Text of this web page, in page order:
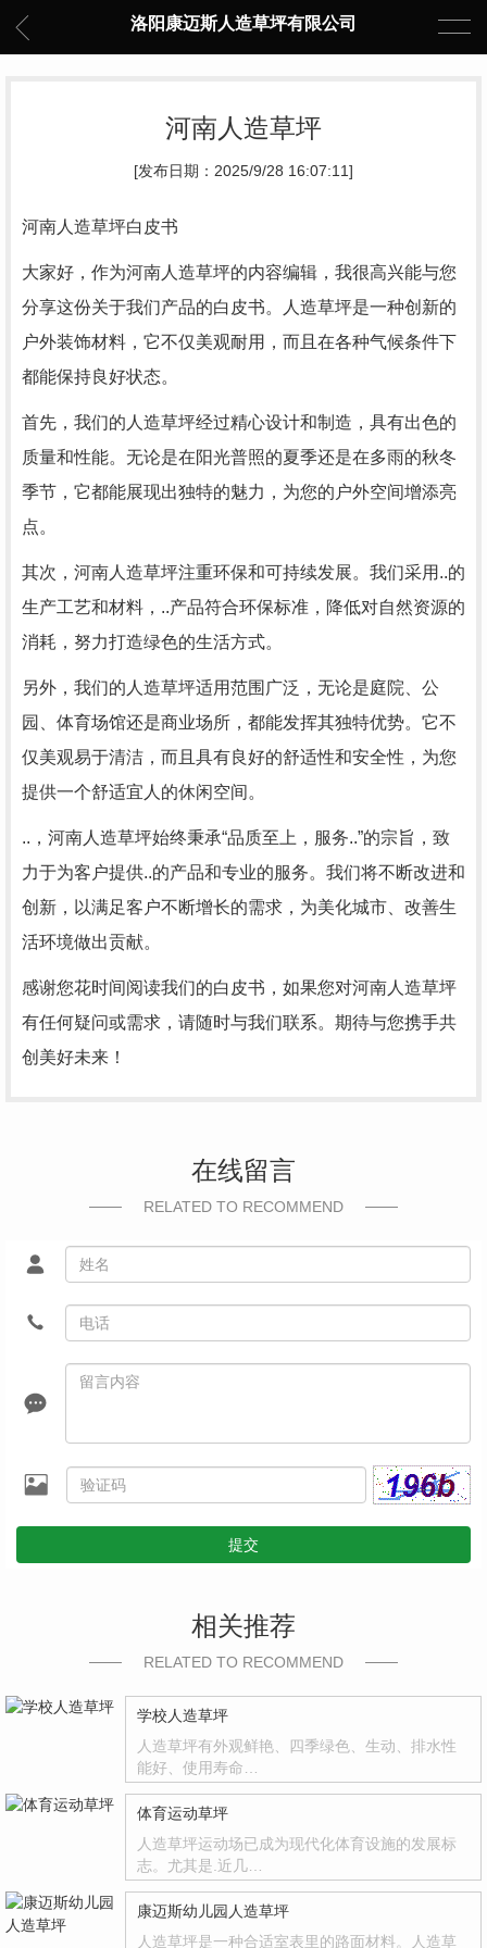
洛阳康迈斯人造草坪有限公司
河南人造草坪
[发布日期：2025/9/28 16:07:11]
河南人造草坪白皮书
大家好，作为河南人造草坪的内容编辑，我很高兴能与您
分享这份关于我们产品的白皮书。人造草坪是一种创新的
户外装饰材料，它不仅美观耐用，而且在各种气候条件下
都能保持良好状态。
首先，我们的人造草坪经过精心设计和制造，具有出色的
质量和性能。无论是在阳光普照的夏季还是在多雨的秋冬
季节，它都能展现出独特的魅力，为您的户外空间增添亮
点。
其次，河南人造草坪注重环保和可持续发展。我们采用..的
生产工艺和材料，..产品符合环保标准，降低对自然资源的
消耗，努力打造绿色的生活方式。
另外，我们的人造草坪适用范围广泛，无论是庭院、公
园、体育场馆还是商业场所，都能发挥其独特优势。它不
仅美观易于清洁，而且具有良好的舒适性和安全性，为您
提供一个舒适宜人的休闲空间。
..，河南人造草坪始终秉承“品质至上，服务..”的宗旨，致
力于为客户提供..的产品和专业的服务。我们将不断改进和
创新，以满足客户不断增长的需求，为美化城市、改善生
活环境做出贡献。
感谢您花时间阅读我们的白皮书，如果您对河南人造草坪
有任何疑问或需求，请随时与我们联系。期待与您携手共
创美好未来！
在线留言
RELATED TO RECOMMEND
提交
相关推荐
RELATED TO RECOMMEND
学校人造草坪
人造草坪有外观鲜艳、四季绿色、生动、排水性
能好、使用寿命…
体育运动草坪
人造草坪运动场已成为现代化体育设施的发展标
志。尤其是.近几…
康迈斯幼儿园人造草坪
人造草坪是一种合适室表里的路面材料。人造草